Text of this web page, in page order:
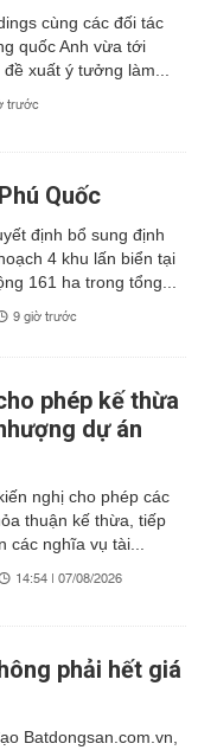
cùng các đối tác
quốc Anh vừa tới
xuất ý tưởng làm...
trước
Quốc
định bổ sung định
4 khu lấn biển tại
161 ha trong tổng...
9 giờ trước
phép kế thừa
dự án
nghị cho phép các
thuận kế thừa, tiếp
các nghĩa vụ tài...
14:54 | 07/08/2026
phải hết giá
Batdongsan.com.vn,